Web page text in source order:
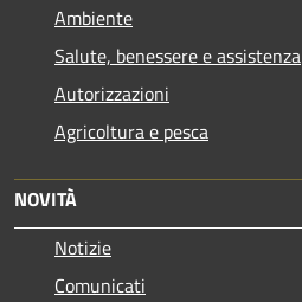
Ambiente
Salute, benessere e assistenza
Autorizzazioni
Agricoltura e pesca
NOVITÀ
Notizie
Comunicati